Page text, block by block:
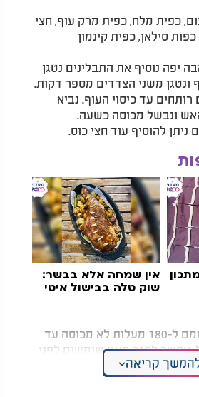
כפית מלח, כפית מרק עוף, חצי
יפה נוסיף את התבלינים נטגן
ונטגן משני הצדדים מספר דקות.
מים רותחים עד כיסוי העוף. נביא
ונבשל מכוסה כשעה.
ניתן להוסיף עוד חצי כוס.
אין שמחה אלא בבשר:
שוק טלה בבישול איטי
נכניס לתנור חם שחומם ל-180 מעלות לא מכוסה עד
אפשר לפזר מעט שומשום לפני
קוסקוס או פירה!
קריאה